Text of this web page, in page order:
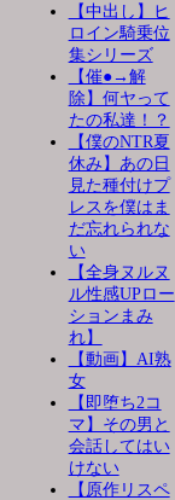
【中出し】ヒ
ロイン騎乗位
集シリーズ
【催●→解
除】何ヤって
たの私達！？
【僕のNTR夏
休み】あの日
見た種付けプ
レスを僕はま
だ忘れられな
い
【全身ヌルヌ
ル性感UPロー
ションまみ
れ】
【動画】AI熟
女
【即堕ち2コ
マ】その男と
会話してはい
けない
【原作リスペ